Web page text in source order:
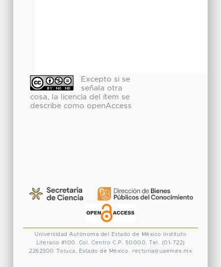
Excepto si se
señala otra
cosa, la licencia del ítem se
describe como openAccess
Universidad Autónoma del Estado de México
Instituto
Literario #100. Col. Centro C.P. 50000. Tel. (01-722)
2262300 Toluca, Estado de México. rectoria@uaemex.mx